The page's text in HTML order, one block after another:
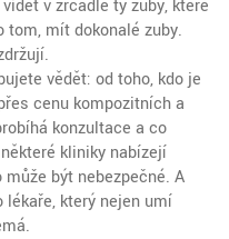
v zrcadle ty zuby, které
tom, mít dokonalé zuby.
vědět: od toho, kdo je
cenu kompozitních a
konzultace a co
kliniky nabízejí
být nebezpečné. A
lékaře, který nejen umí